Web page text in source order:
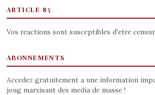
ARTICLE 85
Vos reactions sont susceptibles d'etre
ABONNEMENTS
Accedez gratuitement a une information
joug marxisant des media de masse !